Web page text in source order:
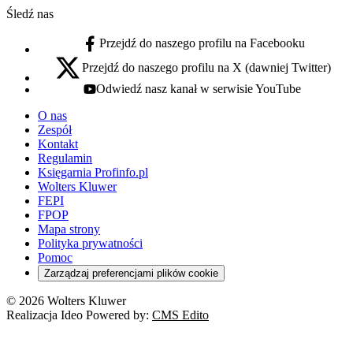
Śledź nas
facebook - otwiera się w nowej karcie
Przejdź do naszego profilu na Facebooku
x - otwiera się w nowej karcie
Przejdź do naszego profilu na X (dawniej Twitter)
youtube - otwiera się w nowej karcie
Odwiedź nasz kanał w serwisie YouTube
O nas
Zespół
Kontakt
Regulamin
Księgarnia Profinfo.pl
Wolters Kluwer
FEPI
FPOP
Mapa strony
Polityka prywatności
Pomoc
Zarządzaj preferencjami plików cookie
© 2026 Wolters Kluwer
Realizacja Ideo Powered by: CMS Edito